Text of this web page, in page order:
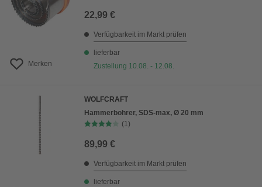
Merken
22,99 €
Verfügbarkeit im Markt prüfen
lieferbar
Zustellung 10.08. - 12.08.
WOLFCRAFT
Hammerbohrer, SDS-max, Ø 20 mm
(1)
89,99 €
Verfügbarkeit im Markt prüfen
lieferbar